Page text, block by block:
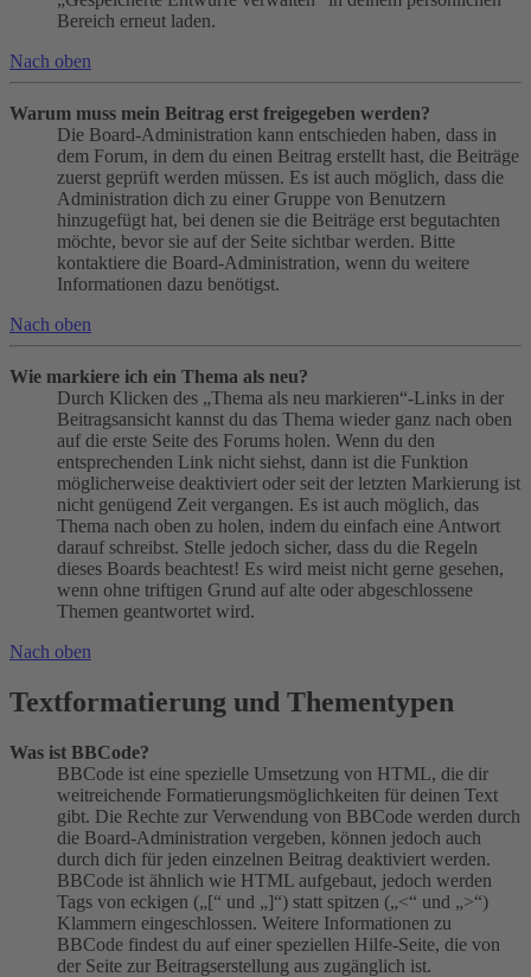
Bereich erneut laden.
Nach oben
Warum muss mein Beitrag erst freigegeben werden?
Die Board-Administration kann entschieden haben, dass in
dem Forum, in dem du einen Beitrag erstellt hast, die Beiträge
zuerst geprüft werden müssen. Es ist auch möglich, dass die
Administration dich zu einer Gruppe von Benutzern
hinzugefügt hat, bei denen sie die Beiträge erst begutachten
möchte, bevor sie auf der Seite sichtbar werden. Bitte
kontaktiere die Board-Administration, wenn du weitere
Informationen dazu benötigst.
Nach oben
Wie markiere ich ein Thema als neu?
Durch Klicken des „Thema als neu markieren“-Links in der
Beitragsansicht kannst du das Thema wieder ganz nach oben
auf die erste Seite des Forums holen. Wenn du den
entsprechenden Link nicht siehst, dann ist die Funktion
möglicherweise deaktiviert oder seit der letzten Markierung ist
nicht genügend Zeit vergangen. Es ist auch möglich, das
Thema nach oben zu holen, indem du einfach eine Antwort
darauf schreibst. Stelle jedoch sicher, dass du die Regeln
dieses Boards beachtest! Es wird meist nicht gerne gesehen,
wenn ohne triftigen Grund auf alte oder abgeschlossene
Themen geantwortet wird.
Nach oben
Textformatierung und Thementypen
Was ist BBCode?
BBCode ist eine spezielle Umsetzung von HTML, die dir
weitreichende Formatierungsmöglichkeiten für deinen Text
gibt. Die Rechte zur Verwendung von BBCode werden durch
die Board-Administration vergeben, können jedoch auch
durch dich für jeden einzelnen Beitrag deaktiviert werden.
BBCode ist ähnlich wie HTML aufgebaut, jedoch werden
Tags von eckigen („[“ und „]“) statt spitzen („<“ und „>“)
Klammern eingeschlossen. Weitere Informationen zu
BBCode findest du auf einer speziellen Hilfe-Seite, die von
der Seite zur Beitragserstellung aus zugänglich ist.